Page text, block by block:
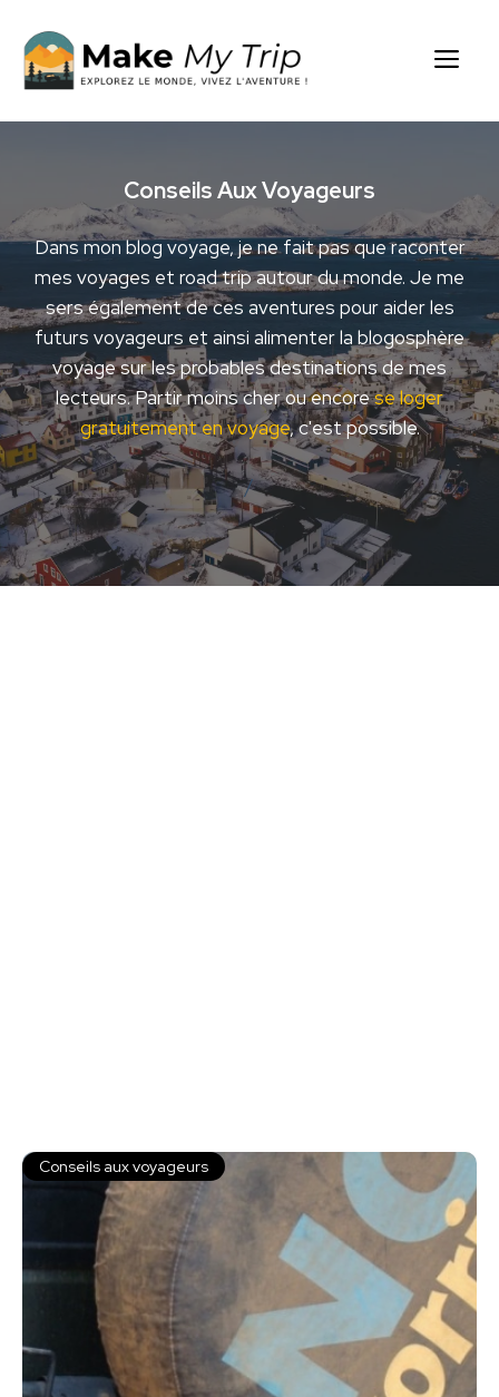
contenu
Conseils Aux Voyageurs
Dans mon blog voyage, je ne fait pas que raconter
mes voyages et road trip autour du monde. Je me
sers également de ces aventures pour aider les
futurs voyageurs et ainsi alimenter la blogosphère
voyage sur les probables destinations de mes
lecteurs. Partir moins cher ou encorese loger
gratuitement en voyage, c'est possible.
/
Conseils aux voyageurs